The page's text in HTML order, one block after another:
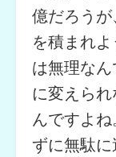
億だろう
を積まれ
は無理な
に変えら
んですよ
ずに無駄